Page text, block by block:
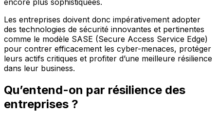
Les entreprises doivent donc impérativement adopter
des technologies de sécurité innovantes et pertinentes
comme le modèle SASE (Secure Access Service Edge)
pour contrer efficacement les cyber-menaces, protéger
leurs actifs critiques et profiter d’une meilleure résilience
dans leur business.
Qu’entend-on par résilience des
entreprises ?